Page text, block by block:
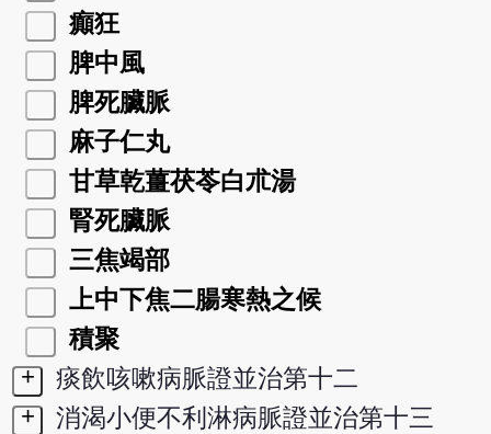
癲狂
脾中風
脾死臟脈
麻子仁丸
甘草乾薑茯苓白朮湯
腎死臟脈
三焦竭部
上中下焦二腸寒熱之候
積聚
+
痰飲咳嗽病脈證並治第十二
+
消渴小便不利淋病脈證並治第十三